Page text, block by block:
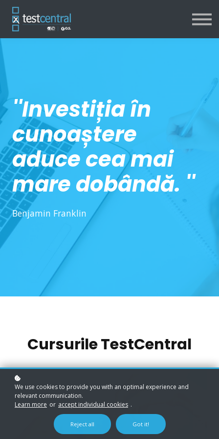
Contact
''Investiția în
cunoaștere
aduce cea mai
mare dobândă. ''
Benjamin Franklin
Cursurile TestCentral
We use cookies to provide you with an optimal experience and
relevant communication.
Learn more or accept individual cookies .
Reject all Got it!